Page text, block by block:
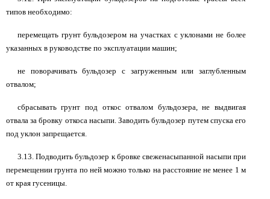
типов необходимо:
перемещать грунт бульдозером на участках с уклонами не более
указанных в руководстве по эксплуатации машин;
не поворачивать бульдозер с загруженным или заглубленным
отвалом;
сбрасывать грунт под откос отвалом бульдозера, не выдвигая
отвала за бровку откоса насыпи. Заводить бульдозер путем спуска его
под уклон запрещается.
3.13. Подводить бульдозер к бровке свеженасыпанной насыпи при
перемещении грунта по ней можно только на расстояние не менее 1 м
от края гусеницы.